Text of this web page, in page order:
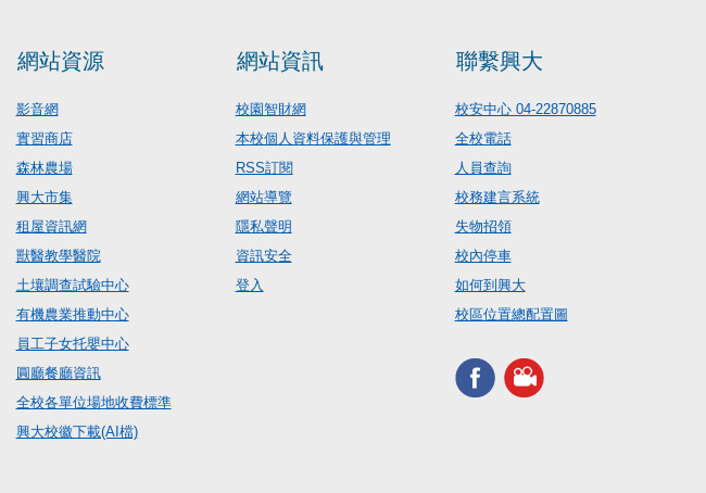
網站資源
影音網
實習商店
森林農場
興大市集
租屋資訊網
獸醫教學醫院
土壤調查試驗中心
有機農業推動中心
員工子女托嬰中心
圓廳餐廳資訊
全校各單位場地收費標準
興大校徽下載(AI檔)
網站資訊
校園智財網
本校個人資料保護與管理
RSS訂閱
網站導覽
隱私聲明
資訊安全
登入
聯繫興大
校安中心 04-22870885
全校電話
人員查詢
校務建言系統
失物招領
校內停車
如何到興大
校區位置總配置圖